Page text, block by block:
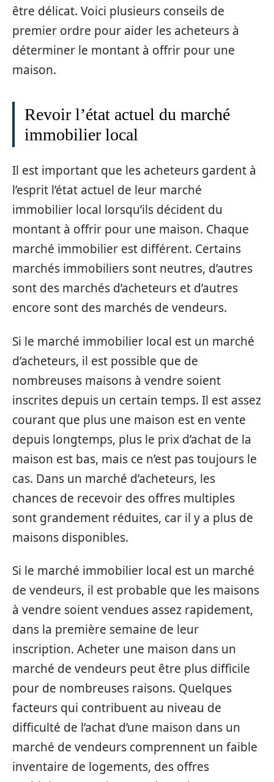
être délicat. Voici plusieurs conseils de
premier ordre pour aider les acheteurs à
déterminer le montant à offrir pour une
maison.
Revoir l’état actuel du marché
immobilier local
Il est important que les acheteurs gardent à
l’esprit l’état actuel de leur marché
immobilier local lorsqu’ils décident du
montant à offrir pour une maison. Chaque
marché immobilier est différent. Certains
marchés immobiliers sont neutres, d’autres
sont des marchés d’acheteurs et d’autres
encore sont des marchés de vendeurs.
Si le marché immobilier local est un marché
d’acheteurs, il est possible que de
nombreuses maisons à vendre soient
inscrites depuis un certain temps. Il est assez
courant que plus une maison est en vente
depuis longtemps, plus le prix d’achat de la
maison est bas, mais ce n’est pas toujours le
cas. Dans un marché d’acheteurs, les
chances de recevoir des offres multiples
sont grandement réduites, car il y a plus de
maisons disponibles.
Si le marché immobilier local est un marché
de vendeurs, il est probable que les maisons
à vendre soient vendues assez rapidement,
dans la première semaine de leur
inscription. Acheter une maison dans un
marché de vendeurs peut être plus difficile
pour de nombreuses raisons. Quelques
facteurs qui contribuent au niveau de
difficulté de l’achat d’une maison dans un
marché de vendeurs comprennent un faible
inventaire de logements, des offres